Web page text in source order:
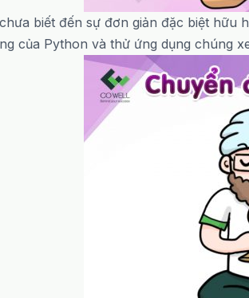
biết đến sự đơn giản đặc biệt hữu
của Python và thử ứng dụng chúng